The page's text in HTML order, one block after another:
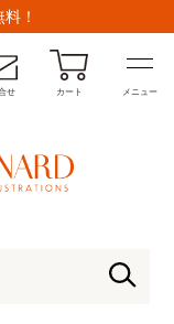
！
せ カート メニュー